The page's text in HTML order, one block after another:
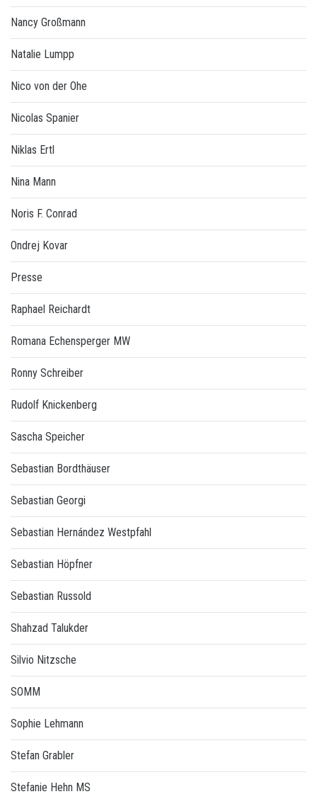
Nancy Großmann
Natalie Lumpp
Nico von der Ohe
Nicolas Spanier
Niklas Ertl
Nina Mann
Noris F. Conrad
Ondrej Kovar
Presse
Raphael Reichardt
Romana Echensperger MW
Ronny Schreiber
Rudolf Knickenberg
Sascha Speicher
Sebastian Bordthäuser
Sebastian Georgi
Sebastian Hernández Westpfahl
Sebastian Höpfner
Sebastian Russold
Shahzad Talukder
Silvio Nitzsche
SOMM
Sophie Lehmann
Stefan Grabler
Stefanie Hehn MS